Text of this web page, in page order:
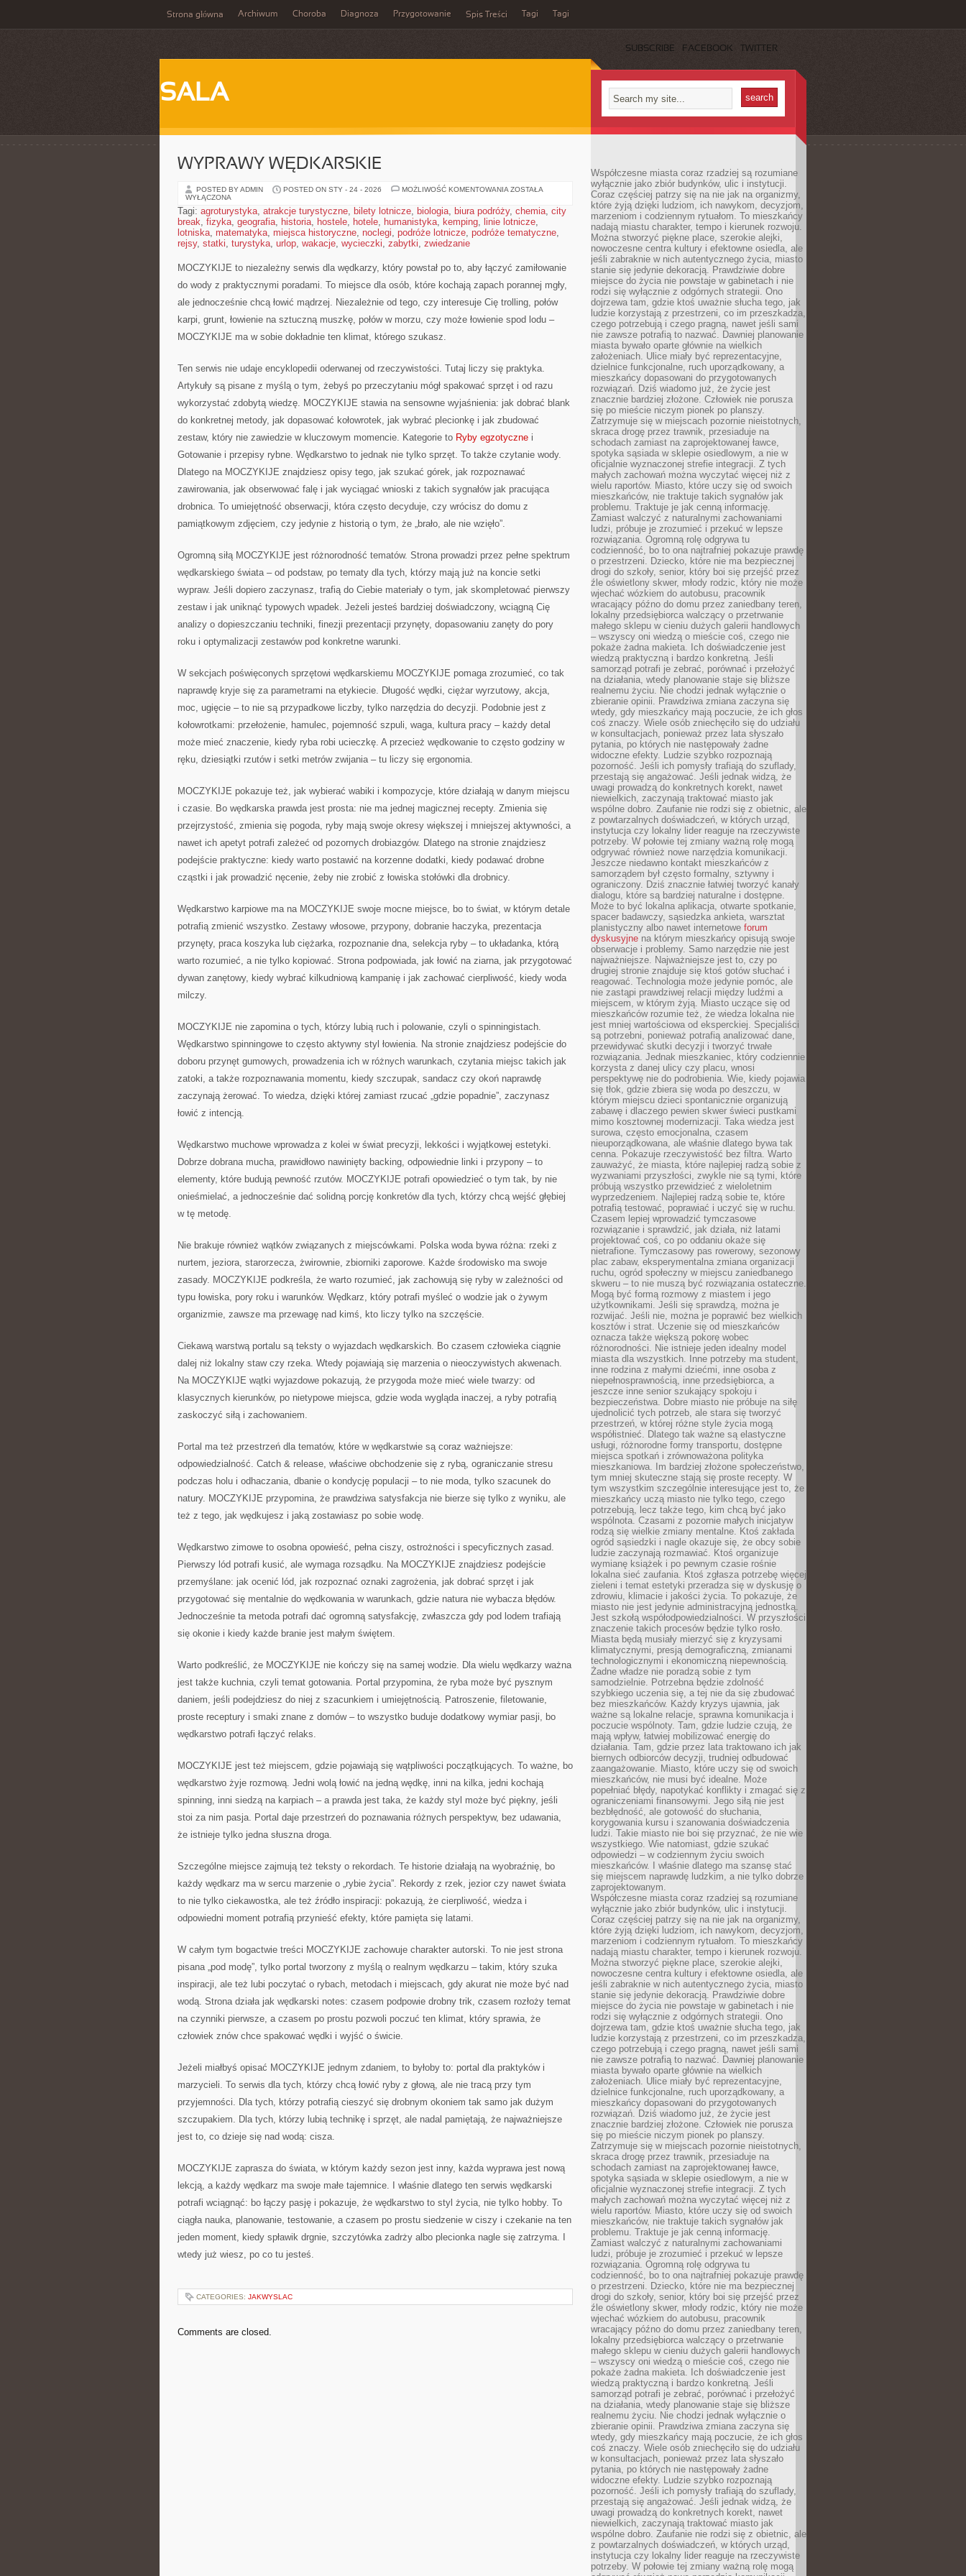
Strona główna Archiwum Choroba Diagnoza Przygotowanie Spis Treści Tagi Tagi
SUBSCRIBE FACEBOOK TWITTER
SALA
WYPRAWY WĘDKARSKIE
POSTED BY ADMIN POSTED ON STY - 24 - 2026 MOŻLIWOŚĆ KOMENTOWANIA WYPRAWY
ZOSTAŁA
WYŁĄCZONA
Tagi: agroturystyka, atrakcje turystyczne, bilety lotnicze, biologia, biura podróży, chemia, city
break, fizyka, geografia, historia, hostele, hotele, humanistyka, kemping, linie lotnicze,
lotniska, matematyka, miejsca historyczne, noclegi, podróże lotnicze, podróże tematyczne,
rejsy, statki, turystyka, urlop, wakacje, wycieczki, zabytki, zwiedzanie
MOCZYKIJE to niezależny serwis dla wędkarzy, który powstał po to, aby łączyć zamiłowanie
do wody z praktycznymi poradami. To miejsce dla osób, które kochają zapach porannej mgły,
ale jednocześnie chcą łowić mądrzej. Niezależnie od tego, czy interesuje Cię trolling, połów
karpi, grunt, łowienie na sztuczną muszkę, połów w morzu, czy może łowienie spod lodu –
MOCZYKIJE ma w sobie dokładnie ten klimat, którego szukasz.
Ten serwis nie udaje encyklopedii oderwanej od rzeczywistości. Tutaj liczy się praktyka.
Artykuły są pisane z myślą o tym, żebyś po przeczytaniu mógł spakować sprzęt i od razu
wykorzystać zdobytą wiedzę. MOCZYKIJE stawia na sensowne wyjaśnienia: jak dobrać blank
do konkretnej metody, jak dopasować kołowrotek, jak wybrać plecionkę i jak zbudować
zestaw, który nie zawiedzie w kluczowym momencie. Kategorie to Ryby egzotyczne i
Gotowanie i przepisy rybne. Wędkarstwo to jednak nie tylko sprzęt. To także czytanie wody.
Dlatego na MOCZYKIJE znajdziesz opisy tego, jak szukać górek, jak rozpoznawać
zawirowania, jak obserwować falę i jak wyciągać wnioski z takich sygnałów jak pracująca
drobnica. To umiejętność obserwacji, która często decyduje, czy wrócisz do domu z
pamiątkowym zdjęciem, czy jedynie z historią o tym, że „brało, ale nie wzięło”.
Ogromną siłą MOCZYKIJE jest różnorodność tematów. Strona prowadzi przez pełne spektrum
wędkarskiego świata – od podstaw, po tematy dla tych, którzy mają już na koncie setki
wypraw. Jeśli dopiero zaczynasz, trafią do Ciebie materiały o tym, jak skompletować pierwszy
zestaw i jak uniknąć typowych wpadek. Jeżeli jesteś bardziej doświadczony, wciągną Cię
analizy o dopieszczaniu techniki, finezji prezentacji przynęty, dopasowaniu zanęty do pory
roku i optymalizacji zestawów pod konkretne warunki.
W sekcjach poświęconych sprzętowi wędkarskiemu MOCZYKIJE pomaga zrozumieć, co tak
naprawdę kryje się za parametrami na etykiecie. Długość wędki, ciężar wyrzutowy, akcja,
moc, ugięcie – to nie są przypadkowe liczby, tylko narzędzia do decyzji. Podobnie jest z
kołowrotkami: przełożenie, hamulec, pojemność szpuli, waga, kultura pracy – każdy detal
może mieć znaczenie, kiedy ryba robi ucieczkę. A przecież wędkowanie to często godziny w
ręku, dziesiątki rzutów i setki metrów zwijania – tu liczy się ergonomia.
MOCZYKIJE pokazuje też, jak wybierać wabiki i kompozycje, które działają w danym miejscu
i czasie. Bo wędkarska prawda jest prosta: nie ma jednej magicznej recepty. Zmienia się
przejrzystość, zmienia się pogoda, ryby mają swoje okresy większej i mniejszej aktywności, a
nawet ich apetyt potrafi zależeć od pozornych drobiazgów. Dlatego na stronie znajdziesz
podejście praktyczne: kiedy warto postawić na korzenne dodatki, kiedy podawać drobne
cząstki i jak prowadzić nęcenie, żeby nie zrobić z łowiska stołówki dla drobnicy.
Wędkarstwo karpiowe ma na MOCZYKIJE swoje mocne miejsce, bo to świat, w którym detale
potrafią zmienić wszystko. Zestawy włosowe, przypony, dobranie haczyka, prezentacja
przynęty, praca koszyka lub ciężarka, rozpoznanie dna, selekcja ryby – to układanka, którą
warto rozumieć, a nie tylko kopiować. Strona podpowiada, jak łowić na ziarna, jak przygotować
dywan zanętowy, kiedy wybrać kilkudniową kampanię i jak zachować cierpliwość, kiedy woda
milczy.
MOCZYKIJE nie zapomina o tych, którzy lubią ruch i polowanie, czyli o spinningistach.
Wędkarstwo spinningowe to często aktywny styl łowienia. Na stronie znajdziesz podejście do
doboru przynęt gumowych, prowadzenia ich w różnych warunkach, czytania miejsc takich jak
zatoki, a także rozpoznawania momentu, kiedy szczupak, sandacz czy okoń naprawdę
zaczynają żerować. To wiedza, dzięki której zamiast rzucać „gdzie popadnie”, zaczynasz
łowić z intencją.
Wędkarstwo muchowe wprowadza z kolei w świat precyzji, lekkości i wyjątkowej estetyki.
Dobrze dobrana mucha, prawidłowo nawinięty backing, odpowiednie linki i przypony – to
elementy, które budują pewność rzutów. MOCZYKIJE potrafi opowiedzieć o tym tak, by nie
onieśmielać, a jednocześnie dać solidną porcję konkretów dla tych, którzy chcą wejść głębiej
w tę metodę.
Nie brakuje również wątków związanych z miejscówkami. Polska woda bywa różna: rzeki z
nurtem, jeziora, starorzecza, żwirownie, zbiorniki zaporowe. Każde środowisko ma swoje
zasady. MOCZYKIJE podkreśla, że warto rozumieć, jak zachowują się ryby w zależności od
typu łowiska, pory roku i warunków. Wędkarz, który potrafi myśleć o wodzie jak o żywym
organizmie, zawsze ma przewagę nad kimś, kto liczy tylko na szczęście.
Ciekawą warstwą portalu są teksty o wyjazdach wędkarskich. Bo czasem człowieka ciągnie
dalej niż lokalny staw czy rzeka. Wtedy pojawiają się marzenia o nieoczywistych akwenach.
Na MOCZYKIJE wątki wyjazdowe pokazują, że przygoda może mieć wiele twarzy: od
klasycznych kierunków, po nietypowe miejsca, gdzie woda wygląda inaczej, a ryby potrafią
zaskoczyć siłą i zachowaniem.
Portal ma też przestrzeń dla tematów, które w wędkarstwie są coraz ważniejsze:
odpowiedzialność. Catch & release, właściwe obchodzenie się z rybą, ograniczanie stresu
podczas holu i odhaczania, dbanie o kondycję populacji – to nie moda, tylko szacunek do
natury. MOCZYKIJE przypomina, że prawdziwa satysfakcja nie bierze się tylko z wyniku, ale
też z tego, jak wędkujesz i jaką zostawiasz po sobie wodę.
Wędkarstwo zimowe to osobna opowieść, pełna ciszy, ostrożności i specyficznych zasad.
Pierwszy lód potrafi kusić, ale wymaga rozsądku. Na MOCZYKIJE znajdziesz podejście
przemyślane: jak ocenić lód, jak rozpoznać oznaki zagrożenia, jak dobrać sprzęt i jak
przygotować się mentalnie do wędkowania w warunkach, gdzie natura nie wybacza błędów.
Jednocześnie ta metoda potrafi dać ogromną satysfakcję, zwłaszcza gdy pod lodem trafiają
się okonie i kiedy każde branie jest małym świętem.
Warto podkreślić, że MOCZYKIJE nie kończy się na samej wodzie. Dla wielu wędkarzy ważna
jest także kuchnia, czyli temat gotowania. Portal przypomina, że ryba może być pysznym
daniem, jeśli podejdziesz do niej z szacunkiem i umiejętnością. Patroszenie, filetowanie,
proste receptury i smaki znane z domów – to wszystko buduje dodatkowy wymiar pasji, bo
wędkarstwo potrafi łączyć relaks.
MOCZYKIJE jest też miejscem, gdzie pojawiają się wątpliwości początkujących. To ważne, bo
wędkarstwo żyje rozmową. Jedni wolą łowić na jedną wędkę, inni na kilka, jedni kochają
spinning, inni siedzą na karpiach – a prawda jest taka, że każdy styl może być piękny, jeśli
stoi za nim pasja. Portal daje przestrzeń do poznawania różnych perspektyw, bez udawania,
że istnieje tylko jedna słuszna droga.
Szczególne miejsce zajmują też teksty o rekordach. Te historie działają na wyobraźnię, bo
każdy wędkarz ma w sercu marzenie o „rybie życia”. Rekordy z rzek, jezior czy nawet świata
to nie tylko ciekawostka, ale też źródło inspiracji: pokazują, że cierpliwość, wiedza i
odpowiedni moment potrafią przynieść efekty, które pamięta się latami.
W całym tym bogactwie treści MOCZYKIJE zachowuje charakter autorski. To nie jest strona
pisana „pod modę”, tylko portal tworzony z myślą o realnym wędkarzu – takim, który szuka
inspiracji, ale też lubi poczytać o rybach, metodach i miejscach, gdy akurat nie może być nad
wodą. Strona działa jak wędkarski notes: czasem podpowie drobny trik, czasem rozłoży temat
na czynniki pierwsze, a czasem po prostu pozwoli poczuć ten klimat, który sprawia, że
człowiek znów chce spakować wędki i wyjść o świcie.
Jeżeli miałbyś opisać MOCZYKIJE jednym zdaniem, to byłoby to: portal dla praktyków i
marzycieli. To serwis dla tych, którzy chcą łowić ryby z głową, ale nie tracą przy tym
przyjemności. Dla tych, którzy potrafią cieszyć się drobnym okoniem tak samo jak dużym
szczupakiem. Dla tych, którzy lubią technikę i sprzęt, ale nadal pamiętają, że najważniejsze
jest to, co dzieje się nad wodą: cisza.
MOCZYKIJE zaprasza do świata, w którym każdy sezon jest inny, każda wyprawa jest nową
lekcją, a każdy wędkarz ma swoje małe tajemnice. I właśnie dlatego ten serwis wędkarski
potrafi wciągnąć: bo łączy pasję i pokazuje, że wędkarstwo to styl życia, nie tylko hobby. To
ciągła nauka, planowanie, testowanie, a czasem po prostu siedzenie w ciszy i czekanie na ten
jeden moment, kiedy spławik drgnie, szczytówka zadrży albo plecionka nagle się zatrzyma. I
wtedy już wiesz, po co tu jesteś.
CATEGORIES: JAKWYSLAC
Comments are closed.
Współczesne miasta coraz rzadziej są rozumiane
wyłącznie jako zbiór budynków, ulic i instytucji.
Coraz częściej patrzy się na nie jak na organizmy,
które żyją dzięki ludziom, ich nawykom, decyzjom,
marzeniom i codziennym rytuałom. To mieszkańcy
nadają miastu charakter, tempo i kierunek rozwoju.
Można stworzyć piękne place, szerokie alejki,
nowoczesne centra kultury i efektowne osiedla, ale
jeśli zabraknie w nich autentycznego życia, miasto
stanie się jedynie dekoracją. Prawdziwie dobre
miejsce do życia nie powstaje w gabinetach i nie
rodzi się wyłącznie z odgórnych strategii. Ono
dojrzewa tam, gdzie ktoś uważnie słucha tego, jak
ludzie korzystają z przestrzeni, co im przeszkadza,
czego potrzebują i czego pragną, nawet jeśli sami
nie zawsze potrafią to nazwać. Dawniej planowanie
miasta bywało oparte głównie na wielkich
założeniach. Ulice miały być reprezentacyjne,
dzielnice funkcjonalne, ruch uporządkowany, a
mieszkańcy dopasowani do przygotowanych
rozwiązań. Dziś wiadomo już, że życie jest
znacznie bardziej złożone. Człowiek nie porusza
się po mieście niczym pionek po planszy.
Zatrzymuje się w miejscach pozornie nieistotnych,
skraca drogę przez trawnik, przesiaduje na
schodach zamiast na zaprojektowanej ławce,
spotyka sąsiada w sklepie osiedlowym, a nie w
oficjalnie wyznaczonej strefie integracji. Z tych
małych zachowań można wyczytać więcej niż z
wielu raportów. Miasto, które uczy się od swoich
mieszkańców, nie traktuje takich sygnałów jak
problemu. Traktuje je jak cenną informację.
Zamiast walczyć z naturalnymi zachowaniami
ludzi, próbuje je zrozumieć i przekuć w lepsze
rozwiązania. Ogromną rolę odgrywa tu
codzienność, bo to ona najtrafniej pokazuje prawdę
o przestrzeni. Dziecko, które nie ma bezpiecznej
drogi do szkoły, senior, który boi się przejść przez
źle oświetlony skwer, młody rodzic, który nie może
wjechać wózkiem do autobusu, pracownik
wracający późno do domu przez zaniedbany teren,
lokalny przedsiębiorca walczący o przetrwanie
małego sklepu w cieniu dużych galerii handlowych
– wszyscy oni wiedzą o mieście coś, czego nie
pokaże żadna makieta. Ich doświadczenie jest
wiedzą praktyczną i bardzo konkretną. Jeśli
samorząd potrafi je zebrać, porównać i przełożyć
na działania, wtedy planowanie staje się bliższe
realnemu życiu. Nie chodzi jednak wyłącznie o
zbieranie opinii. Prawdziwa zmiana zaczyna się
wtedy, gdy mieszkańcy mają poczucie, że ich głos
coś znaczy. Wiele osób zniechęciło się do udziału
w konsultacjach, ponieważ przez lata słyszało
pytania, po których nie następowały żadne
widoczne efekty. Ludzie szybko rozpoznają
pozorność. Jeśli ich pomysły trafiają do szuflady,
przestają się angażować. Jeśli jednak widzą, że
uwagi prowadzą do konkretnych korekt, nawet
niewielkich, zaczynają traktować miasto jak
wspólne dobro. Zaufanie nie rodzi się z obietnic, ale
z powtarzalnych doświadczeń, w których urząd,
instytucja czy lokalny lider reaguje na rzeczywiste
potrzeby. W połowie tej zmiany ważną rolę mogą
odgrywać również nowe narzędzia komunikacji.
Jeszcze niedawno kontakt mieszkańców z
samorządem był często formalny, sztywny i
ograniczony. Dziś znacznie łatwiej tworzyć kanały
dialogu, które są bardziej naturalne i dostępne.
Może to być lokalna aplikacja, otwarte spotkanie,
spacer badawczy, sąsiedzka ankieta, warsztat
planistyczny albo nawet internetowe forum
dyskusyjne na którym mieszkańcy opisują swoje
obserwacje i problemy. Samo narzędzie nie jest
najważniejsze. Najważniejsze jest to, czy po
drugiej stronie znajduje się ktoś gotów słuchać i
reagować. Technologia może jedynie pomóc, ale
nie zastąpi prawdziwej relacji między ludźmi a
miejscem, w którym żyją. Miasto uczące się od
mieszkańców rozumie też, że wiedza lokalna nie
jest mniej wartościowa od eksperckiej. Specjaliści
są potrzebni, ponieważ potrafią analizować dane,
przewidywać skutki decyzji i tworzyć trwałe
rozwiązania. Jednak mieszkaniec, który codziennie
korzysta z danej ulicy czy placu, wnosi
perspektywę nie do podrobienia. Wie, kiedy pojawia
się tłok, gdzie zbiera się woda po deszczu, w
którym miejscu dzieci spontanicznie organizują
zabawę i dlaczego pewien skwer świeci pustkami
mimo kosztownej modernizacji. Taka wiedza jest
surowa, często emocjonalna, czasem
nieuporządkowana, ale właśnie dlatego bywa tak
cenna. Pokazuje rzeczywistość bez filtra. Warto
zauważyć, że miasta, które najlepiej radzą sobie z
wyzwaniami przyszłości, zwykle nie są tymi, które
próbują wszystko przewidzieć z wieloletnim
wyprzedzeniem. Najlepiej radzą sobie te, które
potrafią testować, poprawiać i uczyć się w ruchu.
Czasem lepiej wprowadzić tymczasowe
rozwiązanie i sprawdzić, jak działa, niż latami
projektować coś, co po oddaniu okaże się
nietrafione. Tymczasowy pas rowerowy, sezonowy
plac zabaw, eksperymentalna zmiana organizacji
ruchu, ogród społeczny w miejscu zaniedbanego
skweru – to nie muszą być rozwiązania ostateczne.
Mogą być formą rozmowy z miastem i jego
użytkownikami. Jeśli się sprawdzą, można je
rozwijać. Jeśli nie, można je poprawić bez wielkich
kosztów i strat. Uczenie się od mieszkańców
oznacza także większą pokorę wobec
różnorodności. Nie istnieje jeden idealny model
miasta dla wszystkich. Inne potrzeby ma student,
inne rodzina z małymi dziećmi, inne osoba z
niepełnosprawnością, inne przedsiębiorca, a
jeszcze inne senior szukający spokoju i
bezpieczeństwa. Dobre miasto nie próbuje na siłę
ujednolicić tych potrzeb, ale stara się tworzyć
przestrzeń, w której różne style życia mogą
współistnieć. Dlatego tak ważne są elastyczne
usługi, różnorodne formy transportu, dostępne
miejsca spotkań i zrównoważona polityka
mieszkaniowa. Im bardziej złożone społeczeństwo,
tym mniej skuteczne stają się proste recepty. W
tym wszystkim szczególnie interesujące jest to, że
mieszkańcy uczą miasto nie tylko tego, czego
potrzebują, lecz także tego, kim chcą być jako
wspólnota. Czasami z pozornie małych inicjatyw
rodzą się wielkie zmiany mentalne. Ktoś zakłada
ogród sąsiedzki i nagle okazuje się, że obcy sobie
ludzie zaczynają rozmawiać. Ktoś organizuje
wymianę książek i po pewnym czasie rośnie
lokalna sieć zaufania. Ktoś zgłasza potrzebę więcej
zieleni i temat estetyki przeradza się w dyskusję o
zdrowiu, klimacie i jakości życia. To pokazuje, że
miasto nie jest jedynie administracyjną jednostką.
Jest szkołą współodpowiedzialności. W przyszłości
znaczenie takich procesów będzie tylko rosło.
Miasta będą musiały mierzyć się z kryzysami
klimatycznymi, presją demograficzną, zmianami
technologicznymi i ekonomiczną niepewnością.
Żadne władze nie poradzą sobie z tym
samodzielnie. Potrzebna będzie zdolność
szybkiego uczenia się, a tej nie da się zbudować
bez mieszkańców. Każdy kryzys ujawnia, jak
ważne są lokalne relacje, sprawna komunikacja i
poczucie wspólnoty. Tam, gdzie ludzie czują, że
mają wpływ, łatwiej mobilizować energię do
działania. Tam, gdzie przez lata traktowano ich jak
biernych odbiorców decyzji, trudniej odbudować
zaangażowanie. Miasto, które uczy się od swoich
mieszkańców, nie musi być idealne. Może
popełniać błędy, napotykać konflikty i zmagać się z
ograniczeniami finansowymi. Jego siłą nie jest
bezbłędność, ale gotowość do słuchania,
korygowania kursu i szanowania doświadczenia
ludzi. Takie miasto nie boi się przyznać, że nie wie
wszystkiego. Wie natomiast, gdzie szukać
odpowiedzi – w codziennym życiu swoich
mieszkańców. I właśnie dlatego ma szansę stać
się miejscem naprawdę ludzkim, a nie tylko dobrze
zaprojektowanym.
Współczesne miasta coraz rzadziej są rozumiane
wyłącznie jako zbiór budynków, ulic i instytucji.
Coraz częściej patrzy się na nie jak na organizmy,
które żyją dzięki ludziom, ich nawykom, decyzjom,
marzeniom i codziennym rytuałom. To mieszkańcy
nadają miastu charakter, tempo i kierunek rozwoju.
Można stworzyć piękne place, szerokie alejki,
nowoczesne centra kultury i efektowne osiedla, ale
jeśli zabraknie w nich autentycznego życia, miasto
stanie się jedynie dekoracją. Prawdziwie dobre
miejsce do życia nie powstaje w gabinetach i nie
rodzi się wyłącznie z odgórnych strategii. Ono
dojrzewa tam, gdzie ktoś uważnie słucha tego, jak
ludzie korzystają z przestrzeni, co im przeszkadza,
czego potrzebują i czego pragną, nawet jeśli sami
nie zawsze potrafią to nazwać. Dawniej planowanie
miasta bywało oparte głównie na wielkich
założeniach. Ulice miały być reprezentacyjne,
dzielnice funkcjonalne, ruch uporządkowany, a
mieszkańcy dopasowani do przygotowanych
rozwiązań. Dziś wiadomo już, że życie jest
znacznie bardziej złożone. Człowiek nie porusza
się po mieście niczym pionek po planszy.
Zatrzymuje się w miejscach pozornie nieistotnych,
skraca drogę przez trawnik, przesiaduje na
schodach zamiast na zaprojektowanej ławce,
spotyka sąsiada w sklepie osiedlowym, a nie w
oficjalnie wyznaczonej strefie integracji. Z tych
małych zachowań można wyczytać więcej niż z
wielu raportów. Miasto, które uczy się od swoich
mieszkańców, nie traktuje takich sygnałów jak
problemu. Traktuje je jak cenną informację.
Zamiast walczyć z naturalnymi zachowaniami
ludzi, próbuje je zrozumieć i przekuć w lepsze
rozwiązania. Ogromną rolę odgrywa tu
codzienność, bo to ona najtrafniej pokazuje prawdę
o przestrzeni. Dziecko, które nie ma bezpiecznej
drogi do szkoły, senior, który boi się przejść przez
źle oświetlony skwer, młody rodzic, który nie może
wjechać wózkiem do autobusu, pracownik
wracający późno do domu przez zaniedbany teren,
lokalny przedsiębiorca walczący o przetrwanie
małego sklepu w cieniu dużych galerii handlowych
– wszyscy oni wiedzą o mieście coś, czego nie
pokaże żadna makieta. Ich doświadczenie jest
wiedzą praktyczną i bardzo konkretną. Jeśli
samorząd potrafi je zebrać, porównać i przełożyć
na działania, wtedy planowanie staje się bliższe
realnemu życiu. Nie chodzi jednak wyłącznie o
zbieranie opinii. Prawdziwa zmiana zaczyna się
wtedy, gdy mieszkańcy mają poczucie, że ich głos
coś znaczy. Wiele osób zniechęciło się do udziału
w konsultacjach, ponieważ przez lata słyszało
pytania, po których nie następowały żadne
widoczne efekty. Ludzie szybko rozpoznają
pozorność. Jeśli ich pomysły trafiają do szuflady,
przestają się angażować. Jeśli jednak widzą, że
uwagi prowadzą do konkretnych korekt, nawet
niewielkich, zaczynają traktować miasto jak
wspólne dobro. Zaufanie nie rodzi się z obietnic, ale
z powtarzalnych doświadczeń, w których urząd,
instytucja czy lokalny lider reaguje na rzeczywiste
potrzeby. W połowie tej zmiany ważną rolę mogą